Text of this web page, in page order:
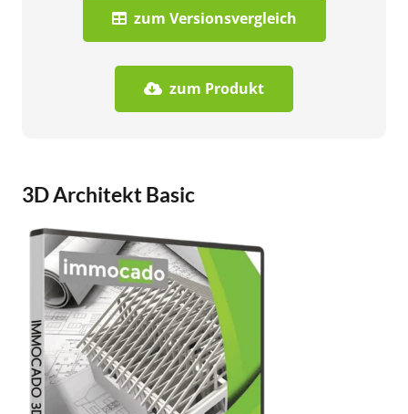
zum Versionsvergleich
zum Produkt
3D Architekt Basic